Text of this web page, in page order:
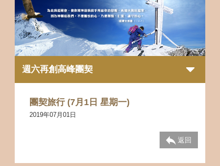
週六再創高峰團契
團契旅行 (7月1日 星期一)
2019年07月01日
返回